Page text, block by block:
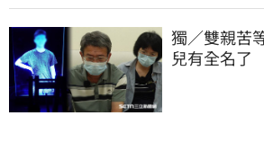
獨／雙親苦
兒有全名了